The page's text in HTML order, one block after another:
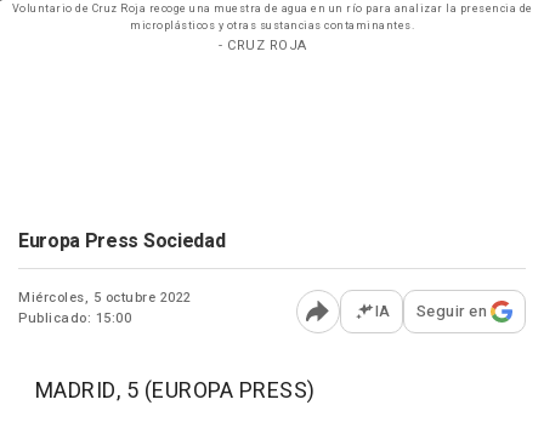
Voluntario de Cruz Roja recoge una muestra de agua en un río para analizar la presencia de
microplásticos y otras sustancias contaminantes.
- CRUZ ROJA
Europa Press Sociedad
Miércoles, 5 octubre 2022
Publicado: 15:00
Abrir opciones para
IA Seguir en
MADRID, 5 (EUROPA PRESS)